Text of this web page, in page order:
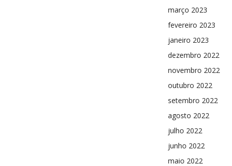
março 2023
fevereiro 2023
janeiro 2023
dezembro 2022
novembro 2022
outubro 2022
setembro 2022
agosto 2022
julho 2022
junho 2022
maio 2022